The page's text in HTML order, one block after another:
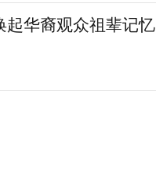
起华裔观众祖辈记忆